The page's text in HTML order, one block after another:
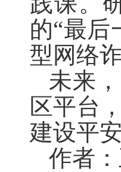
的“最后
型网络
未来
区平台
建设平
作者